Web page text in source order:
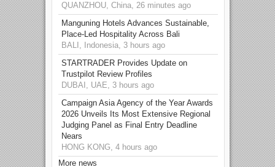
QUANZHOU, China, 26 minutes ago
Manguning Hotels Advances Sustainable,
Place-Led Hospitality Across Bali
BALI, Indonesia, 3 hours ago
STARTRADER Provides Update on
Trustpilot Review Profiles
DUBAI, UAE, 3 hours ago
Campaign Asia Agency of the Year Awards
2026 Unveils Its Most Extensive Regional
Judging Panel as Final Entry Deadline
Nears
HONG KONG, 4 hours ago
More news